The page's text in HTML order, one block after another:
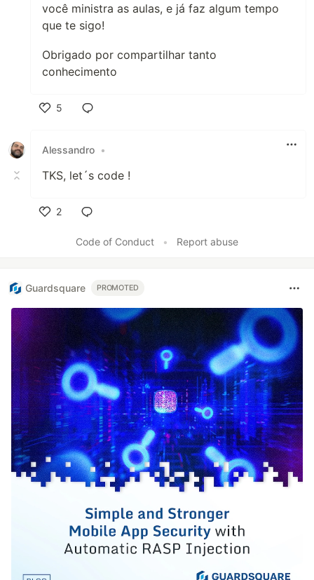
você ministra as aulas, e já faz algum tempo
que te sigo!
Obrigado por compartilhar tanto
conhecimento
5
Alessandro •
TKS, let´s code !
2
Code of Conduct
• Report abuse
Guardsquare PROMOTED